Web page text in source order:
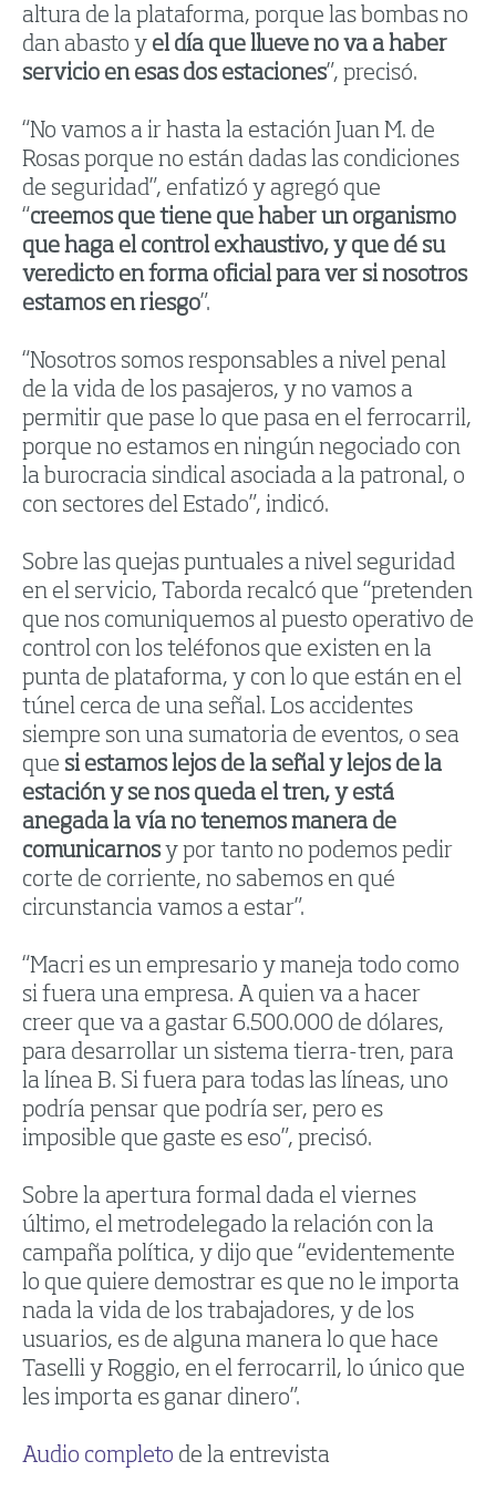
altura de la plataforma, porque las bombas no
dan abasto y el día que llueve no va a haber
servicio en esas dos estaciones”, precisó.
“No vamos a ir hasta la estación Juan M. de
Rosas porque no están dadas las condiciones
de seguridad”, enfatizó y agregó que
“creemos que tiene que haber un organismo
que haga el control exhaustivo, y que dé su
veredicto en forma oficial para ver si nosotros
estamos en riesgo”.
“Nosotros somos responsables a nivel penal
de la vida de los pasajeros, y no vamos a
permitir que pase lo que pasa en el ferrocarril,
porque no estamos en ningún negociado con
la burocracia sindical asociada a la patronal, o
con sectores del Estado”, indicó.
Sobre las quejas puntuales a nivel seguridad
en el servicio, Taborda recalcó que “pretenden
que nos comuniquemos al puesto operativo de
control con los teléfonos que existen en la
punta de plataforma, y con lo que están en el
túnel cerca de una señal. Los accidentes
siempre son una sumatoria de eventos, o sea
que si estamos lejos de la señal y lejos de la
estación y se nos queda el tren, y está
anegada la vía no tenemos manera de
comunicarnosy por tanto no podemos pedir
corte de corriente, no sabemos en qué
circunstancia vamos a estar”.
“Macri es un empresario y maneja todo como
si fuera una empresa. A quien va a hacer
creer que va a gastar 6.500.000 de dólares,
para desarrollar un sistema tierra-tren, para
la línea B. Si fuera para todas las líneas, uno
podría pensar que podría ser, pero es
imposible que gaste es eso”, precisó.
Sobre la apertura formal dada el viernes
último, el metrodelegado la relación con la
campaña política, y dijo que “evidentemente
lo que quiere demostrar es que no le importa
nada la vida de los trabajadores, y de los
usuarios, es de alguna manera lo que hace
Taselli y Roggio, en el ferrocarril, lo único que
les importa es ganar dinero”.
Audio completo de la entrevista